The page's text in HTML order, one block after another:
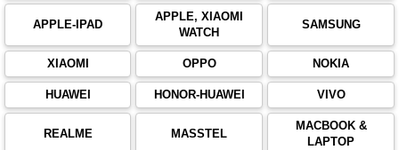
APPLE-IPAD
APPLE, XIAOMI
WATCH
SAMSUNG
XIAOMI OPPO NOKIA
HUAWEI HONOR-HUAWEI VIVO
REALME MASSTEL
MACBOOK &
LAPTOP